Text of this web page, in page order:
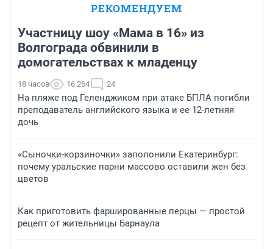
РЕКОМЕНДУЕМ
Участницу шоу «Мама в 16» из
Волгограда обвинили в
домогательствах к младенцу
18 часов 16 264 24
На пляже под Геленджиком при атаке БПЛА погибли
преподаватель английского языка и ее 12-летняя
дочь
«Сыночки-корзиночки» заполонили Екатеринбург:
почему уральские парни массово оставили жен без
цветов
Как приготовить фаршированные перцы — простой
рецепт от жительницы Барнаула